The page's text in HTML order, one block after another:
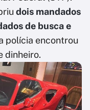
dois mandados
de busca e
polícia encontrou
dinheiro.